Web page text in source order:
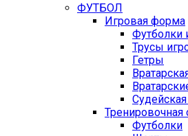
ФУТБОЛ
Игровая форма
Футболки
Трусы
Гетры
Футболки